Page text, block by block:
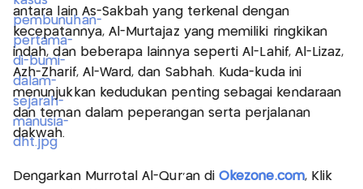
antara lain As-Sakbah yang terkenal dengan
kecepatannya, Al-Murtajaz yang memiliki ringkikan
indah, dan beberapa lainnya seperti Al-Lahif, Al-Lizaz,
Azh-Zharif, Al-Ward, dan Sabhah. Kuda-kuda ini
menunjukkan kedudukan penting sebagai kendaraan
dan teman dalam peperangan serta perjalanan
dakwah.
Dengarkan Murrotal Al-Qur'an diOkezone.com, Klik